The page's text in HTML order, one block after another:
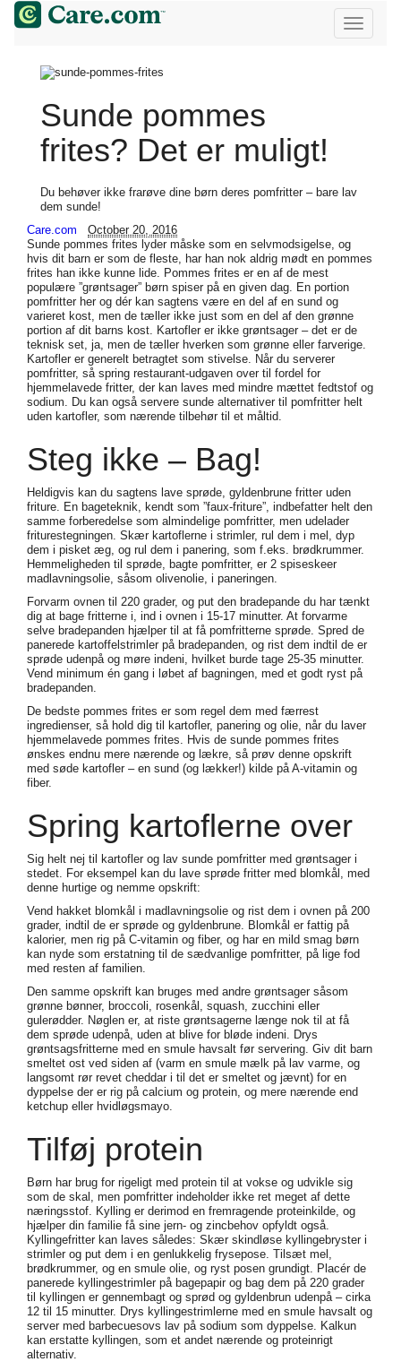
Sunde pommes
frites? Det er muligt!
Du behøver ikke frarøve dine børn deres pomfritter – bare lav
dem sunde!
Care.com
October 20, 2016
Sunde pommes frites lyder måske som en selvmodsigelse, og
hvis dit barn er som de fleste, har han nok aldrig mødt en pommes
frites han ikke kunne lide. Pommes frites er en af de mest
populære ”grøntsager” børn spiser på en given dag. En portion
pomfritter her og dér kan sagtens være en del af en sund og
varieret kost, men de tæller ikke just som en del af den grønne
portion af dit barns kost. Kartofler er ikke grøntsager – det er de
teknisk set, ja, men de tæller hverken som grønne eller farverige.
Kartofler er generelt betragtet som stivelse. Når du serverer
pomfritter, så spring restaurant-udgaven over til fordel for
hjemmelavede fritter, der kan laves med mindre mættet fedtstof og
sodium. Du kan også servere sunde alternativer til pomfritter helt
uden kartofler, som nærende tilbehør til et måltid.
Steg ikke – Bag!
Heldigvis kan du sagtens lave sprøde, gyldenbrune fritter uden
friture. En bageteknik, kendt som ”faux-friture”, indbefatter helt den
samme forberedelse som almindelige pomfritter, men udelader
friturestegningen. Skær kartoflerne i strimler, rul dem i mel, dyp
dem i pisket æg, og rul dem i panering, som f.eks. brødkrummer.
Hemmeligheden til sprøde, bagte pomfritter, er 2 spiseskeer
madlavningsolie, såsom olivenolie, i paneringen.
Forvarm ovnen til 220 grader, og put den bradepande du har tænkt
dig at bage fritterne i, ind i ovnen i 15-17 minutter. At forvarme
selve bradepanden hjælper til at få pomfritterne sprøde. Spred de
panerede kartoffelstrimler på bradepanden, og rist dem indtil de er
sprøde udenpå og møre indeni, hvilket burde tage 25-35 minutter.
Vend minimum én gang i løbet af bagningen, med et godt ryst på
bradepanden.
De bedste pommes frites er som regel dem med færrest
ingredienser, så hold dig til kartofler, panering og olie, når du laver
hjemmelavede pommes frites. Hvis de sunde pommes frites
ønskes endnu mere nærende og lækre, så prøv denne opskrift
med søde kartofler – en sund (og lækker!) kilde på A-vitamin og
fiber.
Spring kartoflerne over
Sig helt nej til kartofler og lav sunde pomfritter med grøntsager i
stedet. For eksempel kan du lave sprøde fritter med blomkål, med
denne hurtige og nemme opskrift:
Vend hakket blomkål i madlavningsolie og rist dem i ovnen på 200
grader, indtil de er sprøde og gyldenbrune. Blomkål er fattig på
kalorier, men rig på C-vitamin og fiber, og har en mild smag børn
kan nyde som erstatning til de sædvanlige pomfritter, på lige fod
med resten af familien.
Den samme opskrift kan bruges med andre grøntsager såsom
grønne bønner, broccoli, rosenkål, squash, zucchini eller
gulerødder. Nøglen er, at riste grøntsagerne længe nok til at få
dem sprøde udenpå, uden at blive for bløde indeni. Drys
grøntsagsfritterne med en smule havsalt før servering. Giv dit barn
smeltet ost ved siden af (varm en smule mælk på lav varme, og
langsomt rør revet cheddar i til det er smeltet og jævnt) for en
dyppelse der er rig på calcium og protein, og mere nærende end
ketchup eller hvidløgsmayo.
Tilføj protein
Børn har brug for rigeligt med protein til at vokse og udvikle sig
som de skal, men pomfritter indeholder ikke ret meget af dette
næringsstof. Kylling er derimod en fremragende proteinkilde, og
hjælper din familie få sine jern- og zincbehov opfyldt også.
Kyllingefritter kan laves således: Skær skindløse kyllingebryster i
strimler og put dem i en genlukkelig frysepose. Tilsæt mel,
brødkrummer, og en smule olie, og ryst posen grundigt. Placér de
panerede kyllingestrimler på bagepapir og bag dem på 220 grader
til kyllingen er gennembagt og sprød og gyldenbrun udenpå – cirka
12 til 15 minutter. Drys kyllingestrimlerne med en smule havsalt og
server med barbecuesovs lav på sodium som dyppelse. Kalkun
kan erstatte kyllingen, som et andet nærende og proteinrigt
alternativ.